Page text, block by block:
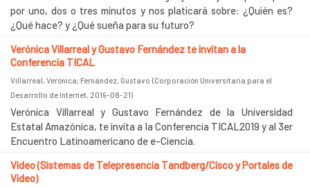
por uno, dos o tres minutos y nos platicará sobre: ¿Quién es?
¿Qué hace? y ¿Qué sueña para su futuro?
Verónica Villarreal y Gustavo Fernández te invitan a la
Conferencia TICAL
Villarreal, Verónica; Fernández, Gustavo (Corporación Universitaria para el
Desarrollo de Internet, 2019-08-21)
Verónica Villarreal y Gustavo Fernández de la Universidad
Estatal Amazónica, te invita a la Conferencia TICAL2019 y al 3er
Encuentro Latinoamericano de e-Ciencia.
Video (Sistemas de Telepresencia Tandberg/Cisco y Portales de
Video)